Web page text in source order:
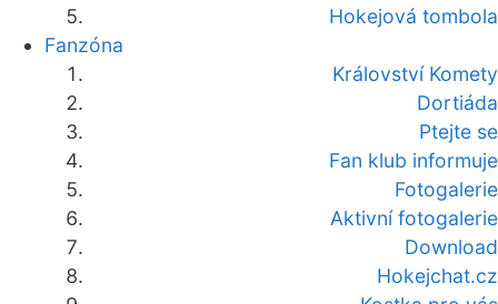
Hokejová tombola
Fanzóna
Království Komety
Dortiáda
Ptejte se
Fan klub informuje
Fotogalerie
Aktivní fotogalerie
Download
Hokejchat.cz